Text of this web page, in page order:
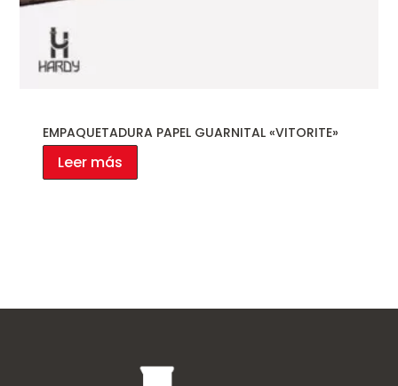
EMPAQUETADURA PAPEL GUARNITAL «VITORITE»
Leer más